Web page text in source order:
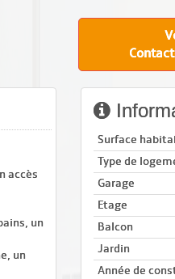
accès
un
un
Surface
Type de
Garage
Etage
Balcon
Jardin
Année de